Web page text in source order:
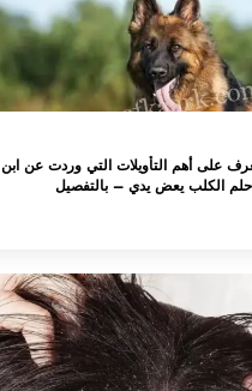
على أهم التأويلات التي وردت عن ابن
الكلب يعض يدي – بالتفصيل